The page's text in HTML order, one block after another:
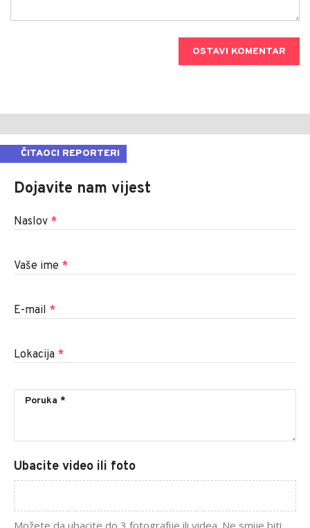
OSTAVI KOMENTAR
ČITAOCI REPORTERI
Dojavite nam vijest
Naslov *
Vaše ime *
E-mail *
Lokacija *
Ubacite video ili foto
Možete da ubacite do 3 fotografije ili videa. Ne smije biti